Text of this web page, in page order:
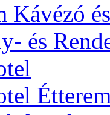
Kávézó
és